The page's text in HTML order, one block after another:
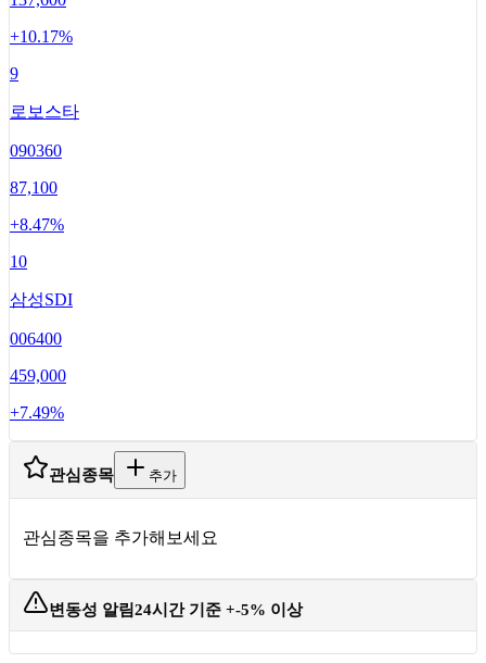
+10.17%
9
로보스타
090360
87,100
+8.47%
10
삼성SDI
006400
459,000
+7.49%
관심종목 추가
관심종목을 추가해보세요
변동성 알림24시간 기준 +-5% 이상